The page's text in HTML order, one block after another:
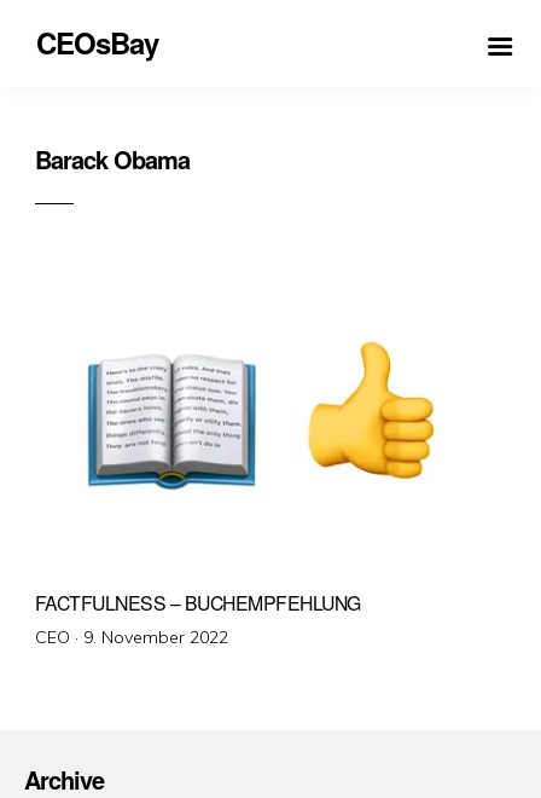
CEOsBay
Barack Obama
FACTFULNESS – BUCHEMPFEHLUNG
CEO · Veröffentlicht
9. November 2022
Archive